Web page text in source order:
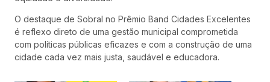
O destaque de Sobral no Prêmio Band Cidades Excelentes
é reflexo direto de uma gestão municipal comprometida
com políticas públicas eficazes e com a construção de uma
cidade cada vez mais justa, saudável e educadora.